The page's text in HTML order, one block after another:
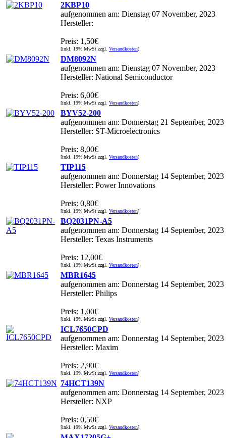
2KBP10
aufgenommen am: Dienstag 07 November, 2023
Hersteller:
Preis: 1,50€
[inkl. 19% MwSt zzgl. Versandkosten]
DM8092N
aufgenommen am: Dienstag 07 November, 2023
Hersteller: National Semiconductor
Preis: 6,00€
[inkl. 19% MwSt zzgl. Versandkosten]
BYV52-200
aufgenommen am: Donnerstag 21 September, 2023
Hersteller: ST-Microelectronics
Preis: 8,00€
[inkl. 19% MwSt zzgl. Versandkosten]
TIP115
aufgenommen am: Donnerstag 14 September, 2023
Hersteller: Power Innovations
Preis: 0,80€
[inkl. 19% MwSt zzgl. Versandkosten]
BQ2031PN-A5
aufgenommen am: Donnerstag 14 September, 2023
Hersteller: Texas Instruments
Preis: 12,00€
[inkl. 19% MwSt zzgl. Versandkosten]
MBR1645
aufgenommen am: Donnerstag 14 September, 2023
Hersteller: Philips
Preis: 1,00€
[inkl. 19% MwSt zzgl. Versandkosten]
ICL7650CPD
aufgenommen am: Donnerstag 14 September, 2023
Hersteller: Maxim
Preis: 2,90€
[inkl. 19% MwSt zzgl. Versandkosten]
74HCT139N
aufgenommen am: Donnerstag 14 September, 2023
Hersteller: NXP
Preis: 0,50€
[inkl. 19% MwSt zzgl. Versandkosten]